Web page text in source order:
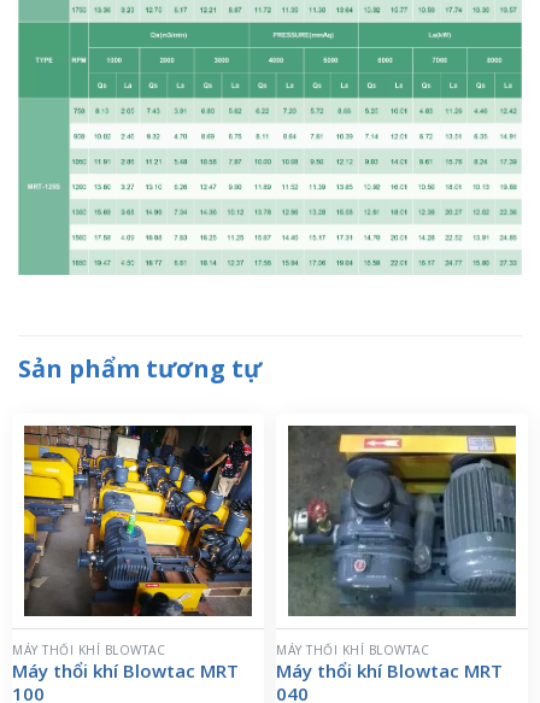
Sản phẩm tương tự
MÁY THỔI KHÍ BLOWTAC
Máy thổi khí Blowtac MRT
100
MÁY THỔI KHÍ BLOWTAC
Máy thổi khí Blowtac MRT
040